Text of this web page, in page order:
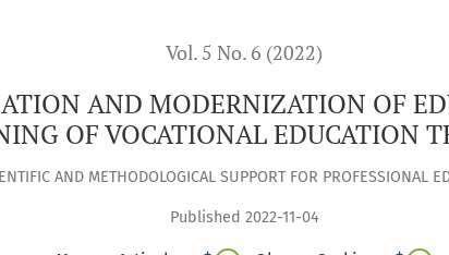
Vol. 5 No. 6 (2022)
AND MODERNIZATION OF
OF VOCATIONAL EDUCATION
AND METHODOLOGICAL SUPPORT FOR PROFESSIONAL
Published 2022-11-04